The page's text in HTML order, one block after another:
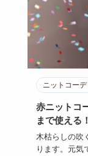
ニットコーデ
赤ニットコ
まで使える！
木枯らしの吹
ります。元気